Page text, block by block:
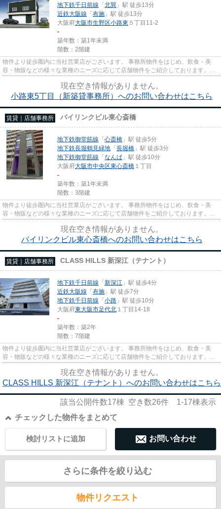
地下鉄千日前線 「北巽 」駅 徒歩13分
近鉄大阪線 「布施 」駅 徒歩13分
大阪府大阪市生野区小路東 ５丁目11-2
-
築年数：築1年未満
階数：2階建
物件より徒歩圏内に当社営業店がございます。 事務所物件をはじめ、飲食・美
容・物販などの様々な業種のニーズに応じて店舗物件をご紹介しております。
尚、弊社ではおとり広告は一切...
現在空き情報がありません。
小路東5丁目（新築貸事務所）へのお問い合わせはこちら
賃貸｜店舗事務所 バイリンクビル東心斎橋
地下鉄御堂筋線 「心斎橋 」駅 徒歩5分
地下鉄長堀鶴見緑地 「長堀橋 」駅 徒歩3分
地下鉄御堂筋線 「なんば 」駅 徒歩10分
大阪府大阪市中央区東心斎橋 １丁目
-
築年数：築1年未満
階数：3階建
物件より徒歩圏内に当社営業店がございます。 事務所物件をはじめ、飲食・美
容・物販などの様々な業種のニーズに応じて店舗物件をご紹介しております。
尚、弊社ではおとり広告は一切...
現在空き情報がありません。
バイリンクビル東心斎橋へのお問い合わせはこちら
賃貸｜店舗事務所 CLASS HILLS 新深江（テナント）
地下鉄千日前線 「新深江 」駅 徒歩4分
近鉄大阪線 「布施 」駅 徒歩7分
地下鉄千日前線 「小路 」駅 徒歩10分
大阪府東大阪市足代北 １丁目14-18
-
築年数：築2年
階数：7階建
物件より徒歩圏内に当社営業店がございます。 事務所物件をはじめ、飲食・美
容・物販などの様々な業種のニーズに応じて店舗物件をご紹介しております。
尚、弊社ではおとり広告は一切...
現在空き情報がありません。
CLASS HILLS 新深江（テナント）へのお問い合わせはこちら
該当公開件数17棟 空き数26件 1-17棟表示
チェックした物件をまとめて
お問い合わせ
検討リストに追加
さらに条件を絞り込む
物件リクエスト